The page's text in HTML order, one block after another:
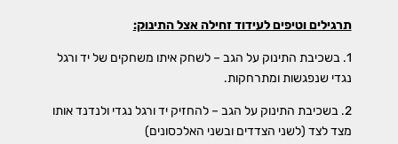
תרגילים וטיפים לעידוד זחילה אצל התינוק:
1. בשכיבת התינוק על הגב – לשחק איתו משחקים של יד ורגל
נגדי שנפגשות ומתרחקות.
2. בשכיבת התינוק על הגב – להחזיק יד ורגל נגדי ולנדנד אותו
מצד לצד (לשני הצדדים ובשני האלכסונים)